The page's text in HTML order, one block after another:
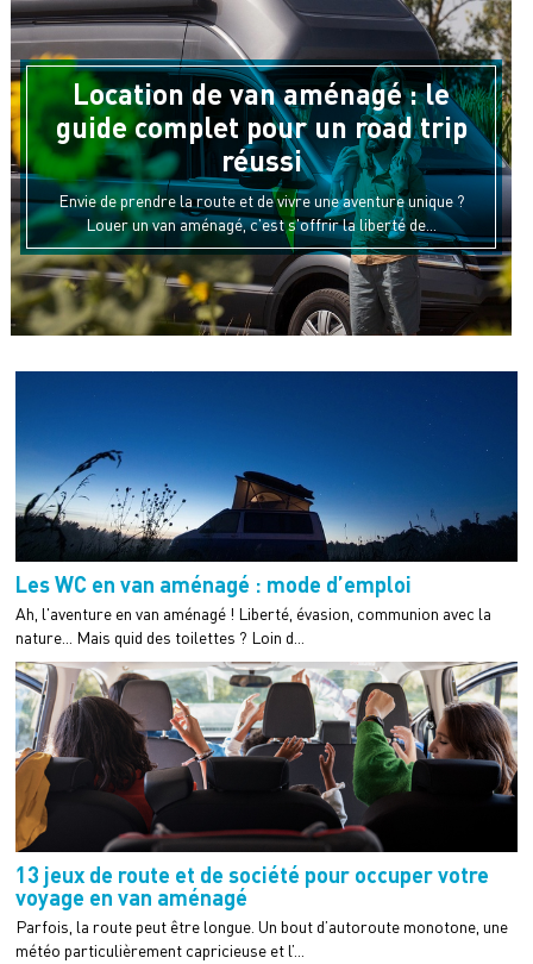
Location de van aménagé : le
guide complet pour un road trip
réussi
Envie de prendre la route et de vivre une aventure unique ?
Louer un van aménagé, c'est s'offrir la liberté de...
Les WC en van aménagé : mode d’emploi
Ah, l'aventure en van aménagé ! Liberté, évasion, communion avec la
nature... Mais quid des toilettes ? Loin d...
13 jeux de route et de société pour occuper votre
voyage en van aménagé
Parfois, la route peut être longue. Un bout d’autoroute monotone, une
météo particulièrement capricieuse et l’...